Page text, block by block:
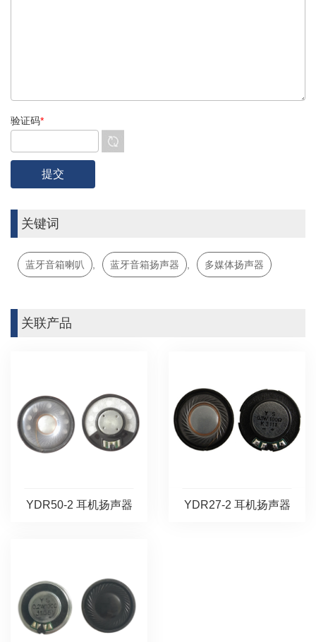
验证码*
关键词
蓝牙音箱喇叭 蓝牙音箱扬声器 多媒体扬声器
关联产品
YDR50-2 耳机扬声器 YDR27-2 耳机扬声器